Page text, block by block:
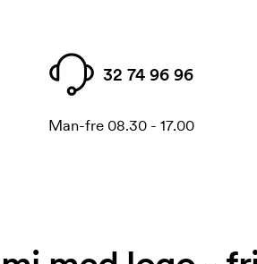
32 74 96 96
Man-fre 08.30 - 17.00